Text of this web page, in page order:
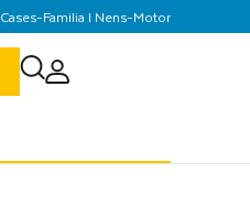
Cases-Familia I Nens-Motor